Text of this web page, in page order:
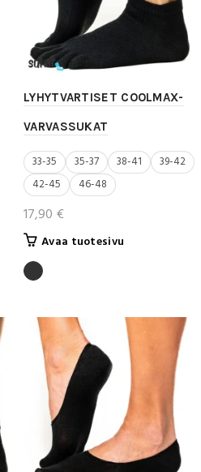
LYHYTVARTISET COOLMAX-
VARVASSUKAT
33-35 35-37 38-41
39-42
42-45
46-48
17,90 €
Avaa tuotesivu
muunnelma.
Voit
tehdä
valinnat
tuotteen
sivulla.